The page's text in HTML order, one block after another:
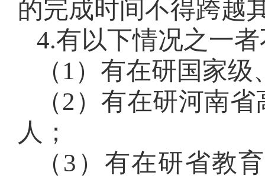
的完成时间不得跨越
4.有以下情况之一
（1）有在研国家级
（2）有在研河南
人；
（ 3）有在研省教